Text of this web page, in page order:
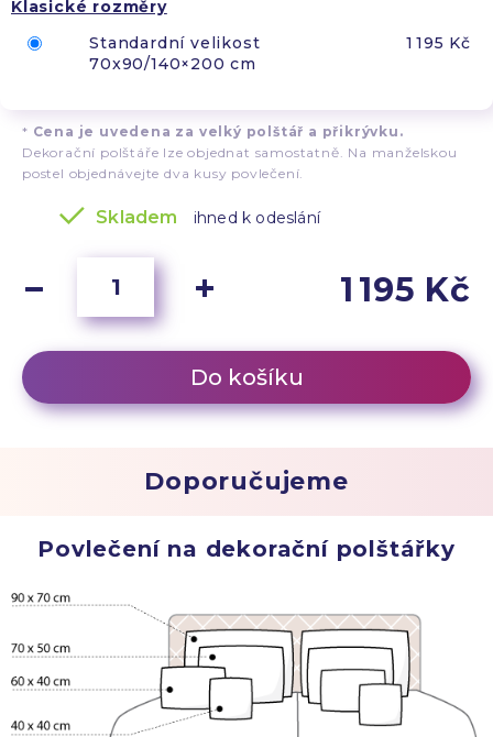
Klasické rozměry
Standardní velikost
70x90/140×200 cm
1 195 Kč
* Cena je uvedena za velký polštář a přikrývku.
Dekorační polštáře lze objednat samostatně. Na manželskou
postel objednávejte dva kusy povlečení.
Skladem ihned k odeslání
1 195 Kč
Do košíku
Doporučujeme
Povlečení na dekorační polštářky